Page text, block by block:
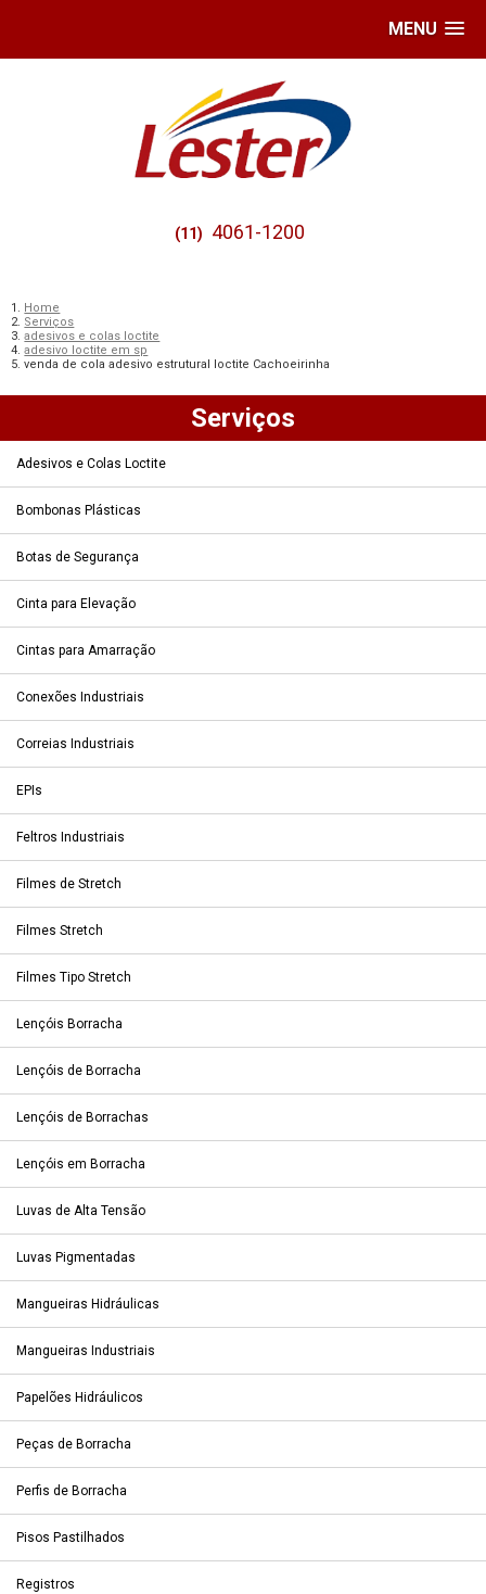
MENU
(11) 4061-1200
Home
Serviços
adesivos e colas loctite
adesivo loctite em sp
venda de cola adesivo estrutural loctite Cachoeirinha
Serviços
Adesivos e Colas Loctite
Bombonas Plásticas
Botas de Segurança
Cinta para Elevação
Cintas para Amarração
Conexões Industriais
Correias Industriais
EPIs
Feltros Industriais
Filmes de Stretch
Filmes Stretch
Filmes Tipo Stretch
Lençóis Borracha
Lençóis de Borracha
Lençóis de Borrachas
Lençóis em Borracha
Luvas de Alta Tensão
Luvas Pigmentadas
Mangueiras Hidráulicas
Mangueiras Industriais
Papelões Hidráulicos
Peças de Borracha
Perfis de Borracha
Pisos Pastilhados
Registros